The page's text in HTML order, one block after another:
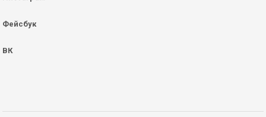
Фейсбук
ВК